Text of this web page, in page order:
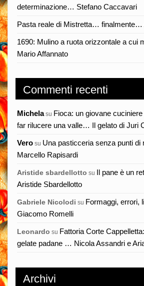
determinazione… Stefano Caccavari
Pasta reale di Mistretta… finalmente…
1690: Mulino a ruota orizzontale a cui
Mario Affannato
Commenti recenti
Michelasu Fioca: un giovane
far rilucere una valle… Il gelato di Juri
Vero su Una pasticceria senza punti
Marcello Rapisardi
Aristide sbardellotto su Il pane è un
Aristide Sbardellotto
Gabriele Nicolodi su Formaggi, errori,
Giacomo Romelli
Leonardo su Fattoria Corte
gelate padane … Nicola Assandri e
Archivi